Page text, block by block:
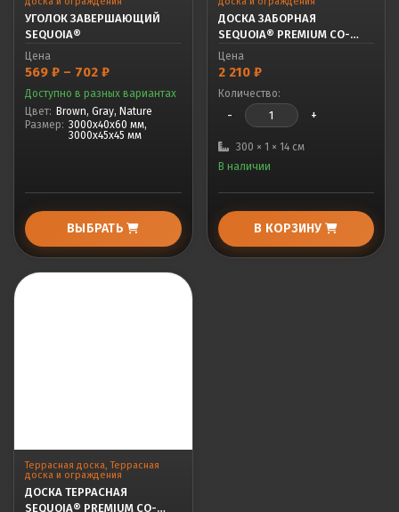
УГОЛОК ЗАВЕРШАЮЩИЙ
SEQUOIA®
Цена
569 ₽ – 702 ₽Диапазон
569 ₽
–
702 ₽
Доступно в разных вариантах
Цвет: Brown, Gray, Nature
Размер: 3000x40x60 мм,
3000x45x45 мм
ВЫБРАТЬ
ДОСКА ЗАБОРНАЯ
SEQUOIA® PREMIUM CO-
EXTRUSION TEAK
Цена
2 210 ₽
Количество:
- +
300 × 1 × 14 см
В наличии
В КОРЗИНУ
Террасная доска,Террасная
доска и ограждения
ДОСКА ТЕРРАСНАЯ
SEQUOIA® PREMIUM CO-